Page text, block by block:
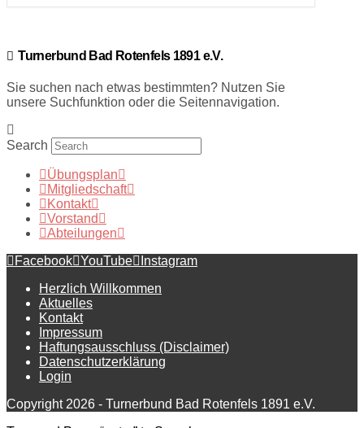
Turnerbund Bad Rotenfels 1891 e.V.
Sie suchen nach etwas bestimmten? Nutzen Sie
unsere Suchfunktion oder die Seitennavigation.
Search
Übungsplan
Mitgliedschaft
Kontakt
Vorstand
Abteilungen
Facebook YouTube
Instagram
Herzlich Willkommen
Aktuelles
Kontakt
Impressum
Haftungsausschluss (Disclaimer)
Datenschutzerklärung
Login
Copyright 2026 - Turnerbund Bad Rotenfels 1891 e.V.